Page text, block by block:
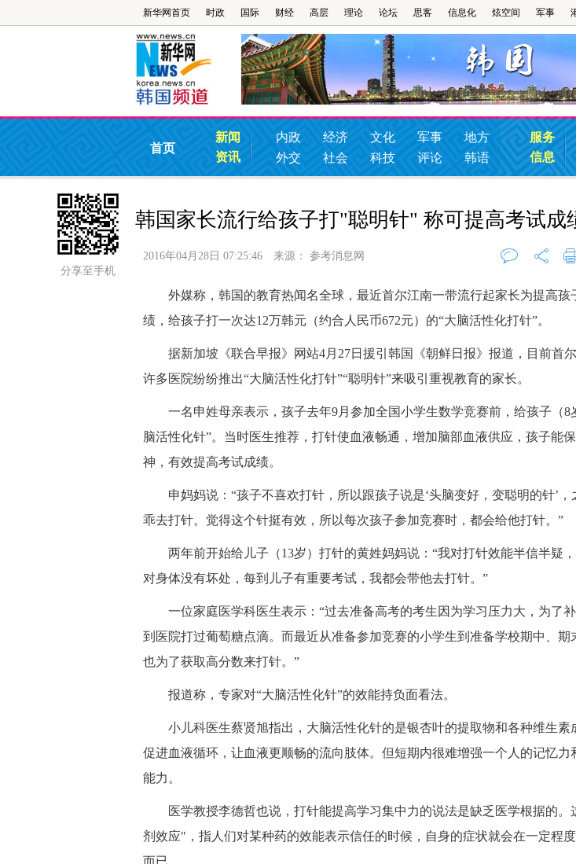
新华网首页 时政 国际 财经 高层 理论 论坛 思客 信息化 炫空间 军事
首页
新闻
资讯
内政 经济 文化 军事
地方
外交
社会 科技 评论 韩语
服务
信息
分享至手机
韩国家长流行给孩子打"聪明针" 称可提高考试成
2016年04月28日 07:25:46 来源： 参考消息网
评论 打
外媒称，韩国的教育热闻名全球，最近首尔江南一带流行起家长为提高孩
绩，给孩子打一次达12万韩元（约合人民币672元）的“大脑活性化打针”。
据新加坡《联合早报》网站4月27日援引韩国《朝鲜日报》报道，目前首
许多医院纷纷推出“大脑活性化打针”“聪明针”来吸引重视教育的家长。
一名申姓母亲表示，孩子去年9月参加全国小学生数学竞赛前，给孩子（8
脑活性化针”。当时医生推荐，打针使血液畅通，增加脑部血液供应，孩子能
神，有效提高考试成绩。
申妈妈说：“孩子不喜欢打针，所以跟孩子说是‘头脑变好，变聪明的针’，
乖去打针。觉得这个针挺有效，所以每次孩子参加竞赛时，都会给他打针。”
两年前开始给儿子（13岁）打针的黄姓妈妈说：“我对打针效能半信半疑
对身体没有坏处，每到儿子有重要考试，我都会带他去打针。”
一位家庭医学科医生表示：“过去准备高考的考生因为学习压力大，为了
到医院打过葡萄糖点滴。而最近从准备参加竞赛的小学生到准备学校期中、期
也为了获取高分数来打针。”
报道称，专家对“大脑活性化针”的效能持负面看法。
小儿科医生蔡贤旭指出，大脑活性化针的是银杏叶的提取物和各种维生素
促进血液循环，让血液更顺畅的流向肢体。但短期内很难增强一个人的记忆力
能力。
医学教授李德哲也说，打针能提高学习集中力的说法是缺乏医学根据的。
剂效应"，指人们对某种药的效能表示信任的时候，自身的症状就会在一定程
而已。